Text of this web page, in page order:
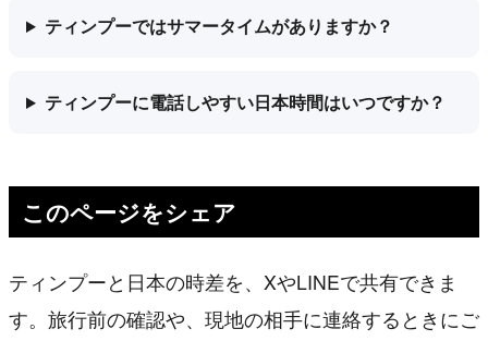
ティンプーではサマータイムがありますか？
ティンプーに電話しやすい日本時間はいつですか？
このページをシェア
ティンプーと日本の時差を、XやLINEで共有できま
す。旅行前の確認や、現地の相手に連絡するときにご